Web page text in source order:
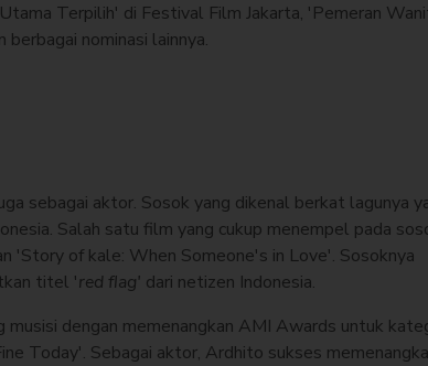
Terpilih' di Festival Film Jakarta, 'Pemeran
nominasi lainnya.
sebagai aktor. Sosok yang dikenal berkat lagunya
Salah satu film yang cukup menempel pada
'Story of kale: When Someone's in Love'. Sosoknya
titel 'red flag' dari netizen Indonesia.
dengan memenangkan AMI Awards untuk
Today'. Sebagai aktor, Ardhito sukses